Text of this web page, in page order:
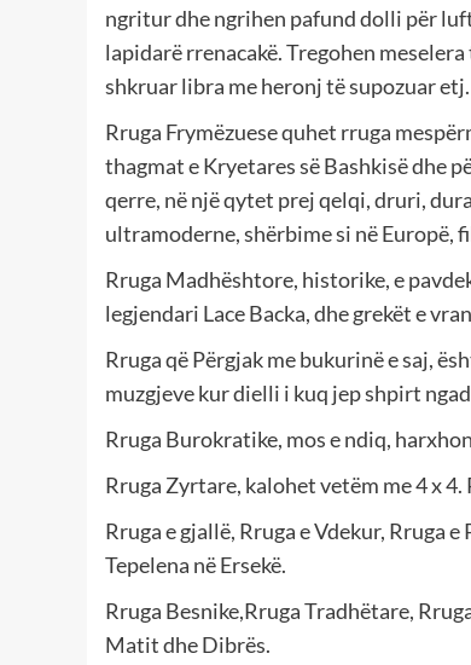
ngritur dhe ngrihen pafund dolli për
lapidarë rrenacakë. Tregohen
shkruar libra me heronj të supozuar
Rruga Frymëzuese quhet rruga
thagmat e Kryetares së Bashkisë dhe
qerre, në një qytet prej qelqi, druri,
ultramoderne, shërbime si në Europë,
Rruga Madhështore, historike, e
legjendari Lace Backa, dhe grekët e
Rruga që Përgjak me bukurinë e saj,
muzgjeve kur dielli i kuq jep shpirt
Rruga Burokratike, mos e ndiq,
Rruga Zyrtare, kalohet vetëm me 4 x
Rruga e gjallë, Rruga e Vdekur, Rruga
Tepelena në Ersekë.
Rruga Besnike,Rruga Tradhëtare,
Matit dhe Dibrës.